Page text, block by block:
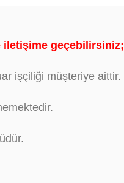
geçebilirsiniz;
işçiliği müşteriye aittir.